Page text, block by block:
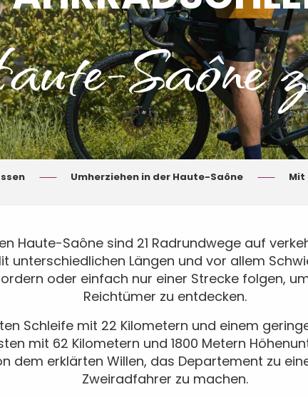
Saône
Umherziehen in der Haute-Saône Mit
Haute-Saône sind 21 Radrundwege auf
unterschiedlichen Längen und vor allem
oder einfach nur einer Strecke folgen,
Reichtümer zu entdecken.
Schleife mit 22 Kilometern und einem
mit 62 Kilometern und 1800 Metern
dem erklärten Willen, das Departement zu
Zweiradfahrer zu machen.